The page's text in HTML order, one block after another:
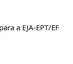
a EJA-EPT/EF